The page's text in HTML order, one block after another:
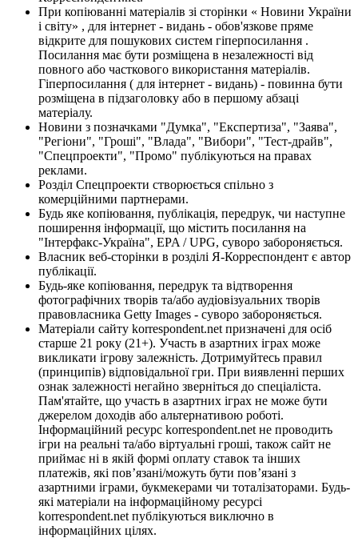
При копіюванні матеріалів зі сторінки « Новини України
і світу» , для інтернет - видань - обов'язкове пряме
відкрите для пошукових систем гіперпосилання .
Посилання має бути розміщена в незалежності від
повного або часткового використання матеріалів.
Гіперпосилання ( для інтернет - видань) - повинна бути
розміщена в підзаголовку або в першому абзаці
матеріалу.
Новини з позначками "Думка", "Експертиза", "Заява",
"Регіони", "Гроші", "Влада", "Вибори", "Тест-драйв",
"Спецпроекти", "Промо" публікуються на правах
реклами.
Розділ Спецпроекти створюється спільно з
комерційними партнерами.
Будь яке копіювання, публікація, передрук, чи наступне
поширення інформації, що містить посилання на
"Інтерфакс-Україна", EPA / UPG, суворо забороняється.
Власник веб-сторінки в розділі Я-Корреспондент є автор
публікації.
Будь-яке копіювання, передрук та відтворення
фотографічних творів та/або аудіовізуальних творів
правовласника Getty Images - суворо забороняється.
Матеріали сайту korrespondent.net призначені для осіб
старше 21 року (21+). Участь в азартних іграх може
викликати ігрову залежність. Дотримуйтесь правил
(принципів) відповідальної гри. При виявленні перших
ознак залежності негайно зверніться до спеціаліста.
Пам'ятайте, що участь в азартних іграх не може бути
джерелом доходів або альтернативою роботі.
Інформаційний ресурс korrespondent.net не проводить
ігри на реальні та/або віртуальні гроші, також сайт не
приймає ні в якій формі оплату ставок та інших
платежів, які пов’язані/можуть бути пов’язані з
азартними іграми, букмекерами чи тоталізаторами. Будь-
які матеріали на інформаційному ресурсі
korrespondent.net публікуються виключно в
інформаційних цілях.